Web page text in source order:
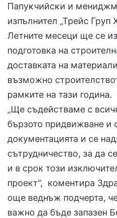
Πaпyĸчийcĸи и
изпълнител „Трейс Груп
Летните месеци ще се
подготовка на
доставката на
възможно
рамките на тази година.
„Ще съдействаме с
бързото придвижване и
документацията и се
сътрудничество, за да
и в срок този
проект“, коментира
още веднъж подчерта,
важно да бъде запазен